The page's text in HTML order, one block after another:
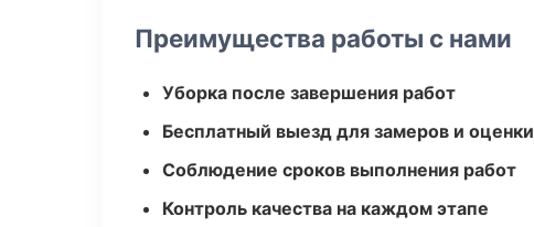
Преимущества работы с нами
Уборка после завершения работ
Бесплатный выезд для замеров и оценки
Соблюдение сроков выполнения работ
Контроль качества на каждом этапе